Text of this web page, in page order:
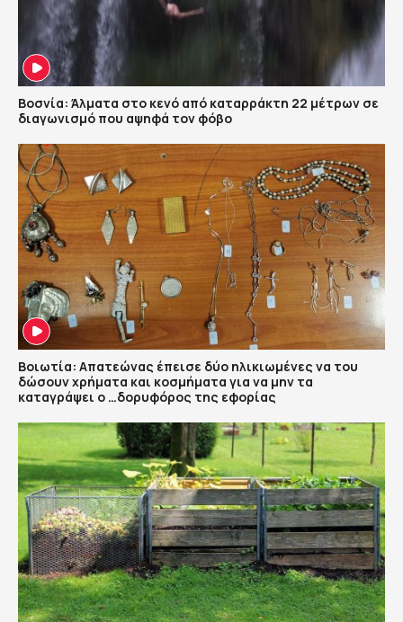
Βοσνία: Άλματα στο κενό από καταρράκτη 22 μέτρων σε
διαγωνισμό που αψηφά τον φόβο
Βοιωτία: Απατεώνας έπεισε δύο ηλικιωμένες να του
δώσουν χρήματα και κοσμήματα για να μην τα
καταγράψει ο …δορυφόρος της εφορίας